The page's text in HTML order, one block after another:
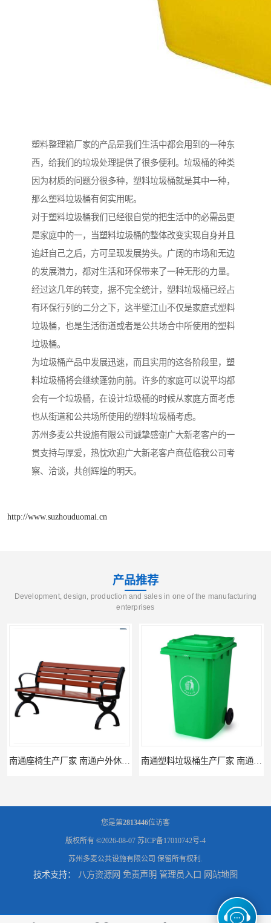
塑料整理箱厂家的产品是我们生活中都会用到的一种东
西，给我们的垃圾处理提供了很多便利。垃圾桶的种类
因为材质的问题分很多种，塑料垃圾桶就是其中一种，
那么塑料垃圾桶有何实用呢。
对于塑料垃圾桶我们已经很自觉的把生活中的必需品更
是家庭中的一，当塑料垃圾桶的整体改变实现自身并且
追赶自己之后，方可呈现发展势头。广阔的市场和无边
的发展潜力，都对生活和环保带来了一种无形的力量。
经过这几年的转变，据不完全统计，塑料垃圾桶已经占
有环保行列的二分之下，这半壁江山不仅是家庭式塑料
垃圾桶，也是生活街道或者是公共场合中所使用的塑料
垃圾桶。
为垃圾桶产品中发展迅速，而且实用的这各阶段里，塑
料垃圾桶将会继续蓬勃向前。许多的家庭可以说平均都
会有一个垃圾桶，在设计垃圾桶的时候从家庭方面考虑
也从街道和公共场所使用的塑料垃圾桶考虑。
苏州多麦公共设施有限公司诚挚感谢广大新老客户的一
贯支持与厚爱，热忱欢迎广大新老客户商莅临我公司考
察、洽谈，共创辉煌的明天。
http://www.suzhouduomai.cn
产品推荐
Development, design, production and sales in one of the manufacturing
enterprises
南通座椅生产厂家 南通户外休闲椅制品厂 南通公园座椅定制价格 南通塑料垃圾桶生产厂家 南通塑料分类垃圾桶定做 南通小区垃圾桶批发价格
连云港分类垃圾桶生产厂 连云港塑料垃圾桶 制品厂 连云港景区垃圾桶定做 连云港垃圾收集房生产厂家 连云港分类垃圾房定做 连云港不锈钢垃圾屋制品厂
您是第2813446位访客
版权所有 ©2026-08-07 苏ICP备17010742号-4
苏州多麦公共设施有限公司 保留所有权利.
技术支持： 八方资源网 免责声明 管理员入口 网站地图